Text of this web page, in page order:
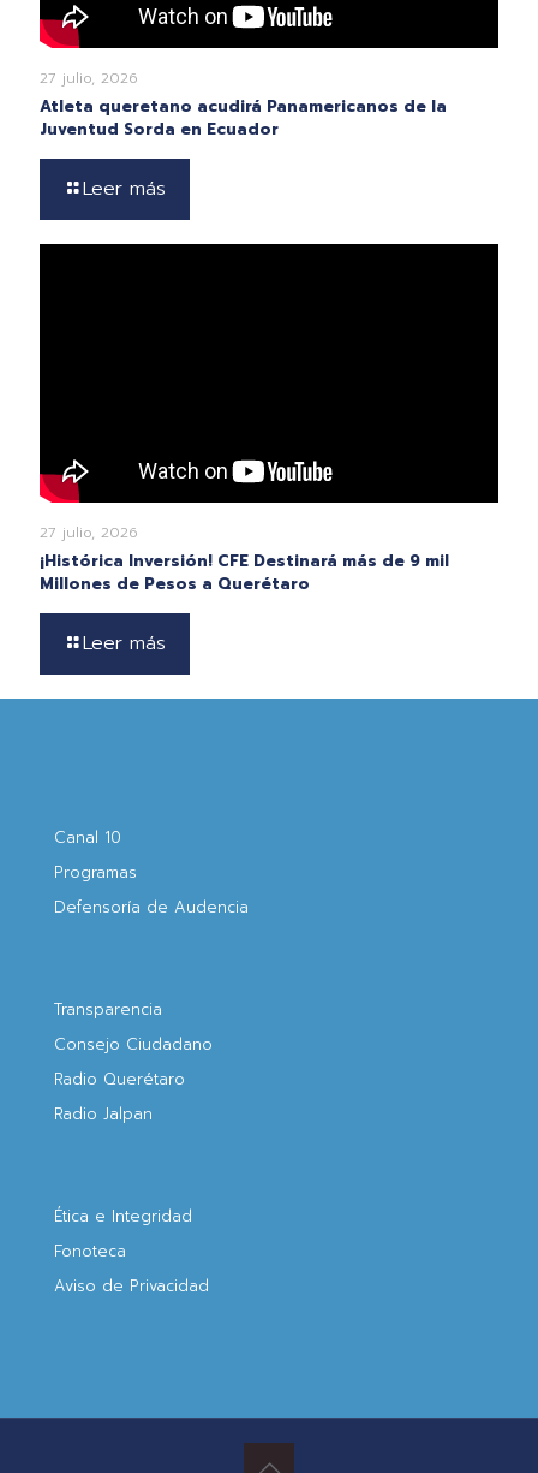
27 julio, 2026
Atleta queretano acudirá Panamericanos de la
Juventud Sorda en Ecuador
Leer más
27 julio, 2026
¡Histórica Inversión! CFE Destinará más de 9 mil
Millones de Pesos a Querétaro
Leer más
Canal 10
Programas
Defensoría de Audencia
Transparencia
Consejo Ciudadano
Radio Querétaro
Radio Jalpan
Ética e Integridad
Fonoteca
Aviso de Privacidad